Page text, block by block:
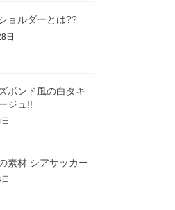
ョルダーとは??
日
ボンド風の白タキ
ジュ!!
素材 シアサッカー